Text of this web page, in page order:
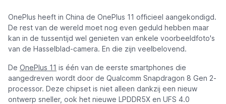
OnePlus heeft in China de OnePlus 11 officieel aangekondigd.
De rest van de wereld moet nog even geduld hebben maar
kan in de tussentijd wel genieten van enkele voorbeeldfoto's
van de Hasselblad-camera. En die zijn veelbelovend.
De OnePlus 11 is één van de eerste smartphones die
aangedreven wordt door de Qualcomm Snapdragon 8 Gen 2-
processor. Deze chipset is niet alleen dankzij een nieuw
ontwerp sneller, ook het nieuwe LPDDR5X en UFS 4.0